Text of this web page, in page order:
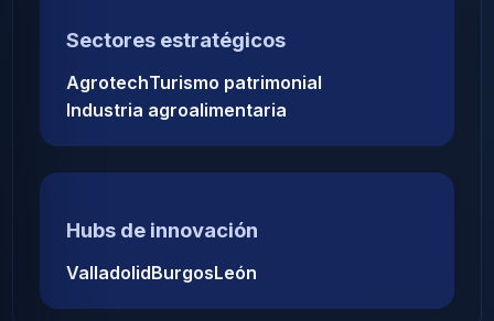
Sectores estratégicos
AgrotechTurismo patrimonial
Industria agroalimentaria
Hubs de innovación
ValladolidBurgosLeón